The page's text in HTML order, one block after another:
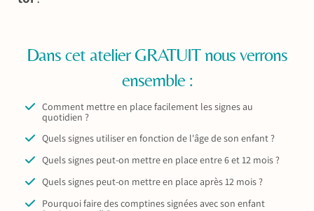
Dans cet atelier GRATUIT nous verrons
ensemble :
Comment mettre en place facilement les signes au
quotidien ?
Quels signes utiliser en fonction de l'âge de son enfant ?
Quels signes peut-on mettre en place entre 6 et 12 mois ?
Quels signes peut-on mettre en place après 12 mois ?
Pourquoi faire des comptines signées avec son enfant